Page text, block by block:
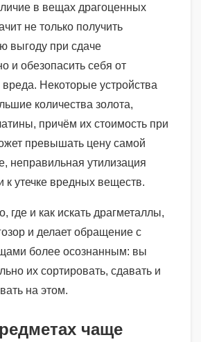
в вещах драгоценных
не только получить
выгоду при сдаче
и обезопасить себя от
вреда. Некоторые устройства
количества золота,
причём их стоимость при
превышать цену самой
неправильная утилизация
к утечке вредных веществ.
где и как искать драгметаллы,
и делает обращение с
более осознанным: вы
их сортировать, сдавать и
на этом.
чаще